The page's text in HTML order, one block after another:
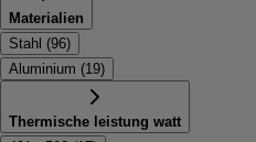
Materialien
Stahl (96)
Aluminium (19)
Thermische leistung watt